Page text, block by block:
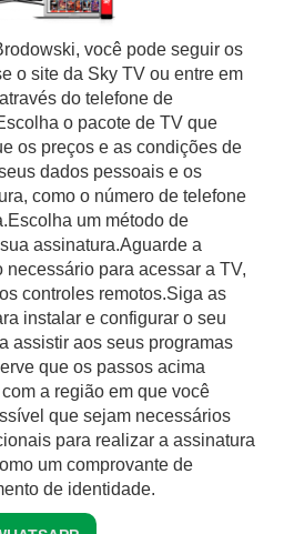
você pode seguir os
o site da Sky TV ou entre em
do telefone de
o pacote de TV que
os preços e as condições de
dados pessoais e os
como o número de telefone
um método de
assinatura.Aguarde a
para acessar a TV,
controles remotos.Siga as
instalar e configurar o seu
assistir aos seus programas
que os passos acima
a região em que você
que sejam necessários
para realizar a assinatura
um comprovante de
de identidade.